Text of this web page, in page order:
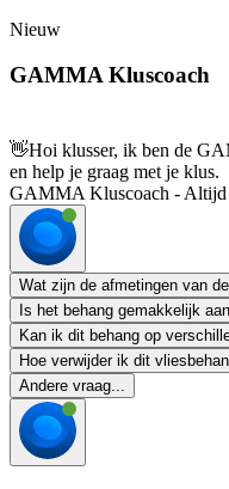
Nieuw
GAMMA Kluscoach
👋Hoi klusser, ik ben de
en help je graag met je klus.
GAMMA Kluscoach - Altijd
Wat zijn de afmetingen van
Is het behang gemakkelijk
Kan ik dit behang op
Hoe verwijder ik dit
Andere vraag...